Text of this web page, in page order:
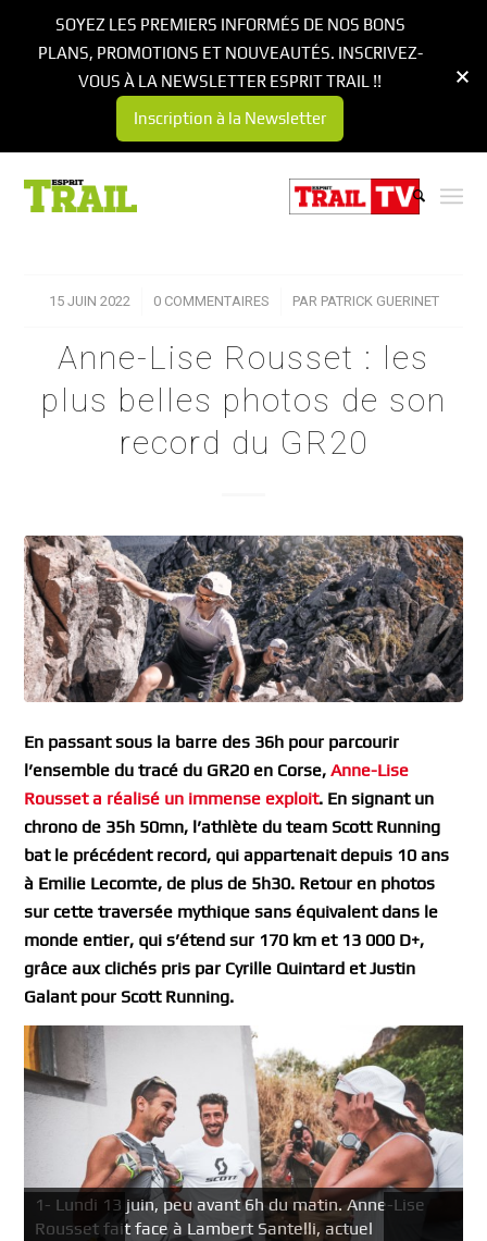
15 JUIN 2022
/ 0 COMMENTAIRES
/ PAR PATRICK GUERINET
Anne-Lise Rousset : les
plus belles photos de son
record du GR20
En passant sous la barre des 36h pour parcourir
l’ensemble du tracé du GR20 en Corse,Anne-Lise
Rousset a réalisé un immense exploit. En signant un
chrono de 35h 50mn, l’athlète du team Scott Running
bat le précédent record, qui appartenait depuis 10 ans
à Emilie Lecomte, de plus de 5h30. Retour en photos
sur cette traversée mythique sans équivalent dans le
monde entier, qui s’étend sur 170 km et 13 000 D+,
grâce aux clichés pris par Cyrille Quintard et Justin
Galant pour Scott Running.
1- Lundi 13 juin, peu avant 6h du matin. Anne-Lise
Rousset fait face à Lambert Santelli, actuel
Précédent Suivant
SOYEZ LES PREMIERS INFORMÉS DE NOS BONS
PLANS, PROMOTIONS ET NOUVEAUTÉS. INSCRIVEZ-
VOUS À LA NEWSLETTER ESPRIT TRAIL !!
Inscription à la Newsletter